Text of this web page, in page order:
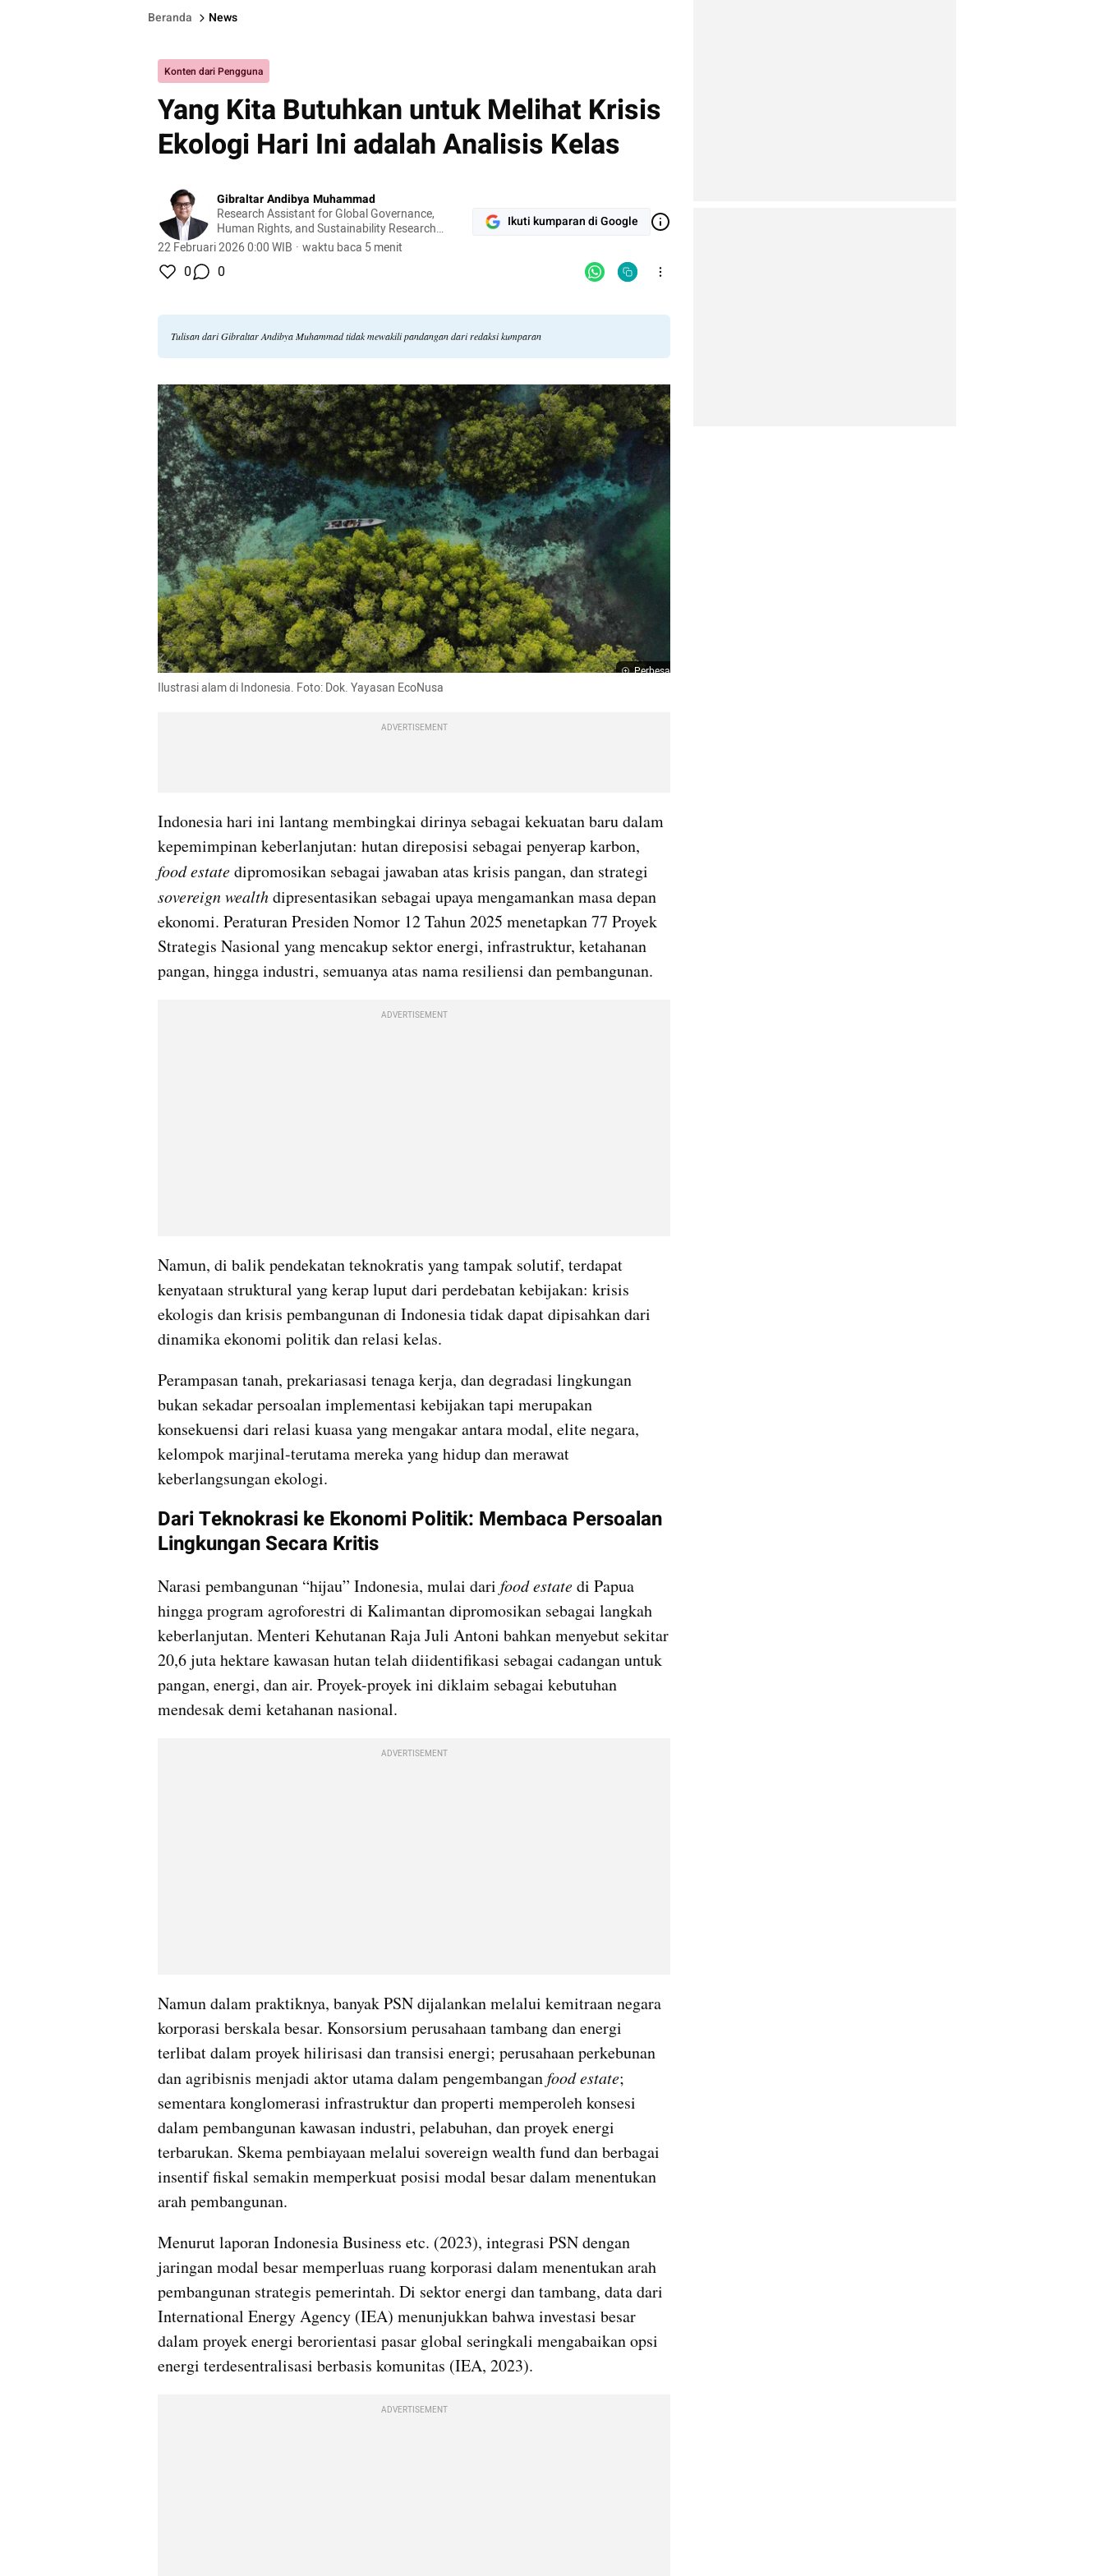
Beranda News
Konten dari Pengguna
Yang Kita Butuhkan untuk Melihat Krisis
Ekologi Hari Ini adalah Analisis Kelas
Gibraltar Andibya Muhammad
Research Assistant for Global Governance,
Human Rights, and Sustainability Research
Cluster at International Relations Universitas
22 Februari 2026 0:00 WIB · waktu baca 5 menit
Ikuti kumparan di Google
0 0
Tulisan dari Gibraltar Andibya Muhammad tidak mewakili pandangan dari redaksi kumparan
Perbesar
Ilustrasi alam di Indonesia. Foto: Dok. Yayasan EcoNusa
ADVERTISEMENT
Indonesia hari ini lantang membingkai dirinya sebagai kekuatan baru dalam
food estate
sovereign wealth dipresentasikan sebagai upaya mengamankan masa depan
ekonomi. Peraturan Presiden Nomor 12 Tahun 2025 menetapkan 77 Proyek
Strategis Nasional yang mencakup sektor energi, infrastruktur, ketahanan
pangan, hingga industri, semuanya atas nama resiliensi dan pembangunan.
ADVERTISEMENT
Namun, di balik pendekatan teknokratis yang tampak solutif, terdapat
kenyataan struktural yang kerap luput dari perdebatan kebijakan: krisis
ekologis dan krisis pembangunan di Indonesia tidak dapat dipisahkan dari
dinamika ekonomi politik dan relasi kelas.
Perampasan tanah, prekariasasi tenaga kerja, dan degradasi lingkungan
bukan sekadar persoalan implementasi kebijakan tapi merupakan
konsekuensi dari relasi kuasa yang mengakar antara modal, elite negara,
kelompok marjinal-terutama mereka yang hidup dan merawat
keberlangsungan ekologi.
Dari Teknokrasi ke Ekonomi Politik: Membaca Persoalan
Lingkungan Secara Kritis
Narasi pembangunan “hijau” Indonesia, mulai dari food estate di Papua
hingga program agroforestri di Kalimantan dipromosikan sebagai langkah
keberlanjutan. Menteri Kehutanan Raja Juli Antoni bahkan menyebut sekitar
20,6 juta hektare kawasan hutan telah diidentifikasi sebagai cadangan untuk
pangan, energi, dan air. Proyek-proyek ini diklaim sebagai kebutuhan
mendesak demi ketahanan nasional.
ADVERTISEMENT
Namun dalam praktiknya, banyak PSN dijalankan melalui kemitraan negara
korporasi berskala besar. Konsorsium perusahaan tambang dan energi
terlibat dalam proyek hilirisasi dan transisi energi; perusahaan perkebunan
dan agribisnis menjadi aktor utama dalam pengembangan food estate;
sementara konglomerasi infrastruktur dan properti memperoleh konsesi
dalam pembangunan kawasan industri, pelabuhan, dan proyek energi
terbarukan. Skema pembiayaan melalui sovereign wealth fund dan berbagai
insentif fiskal semakin memperkuat posisi modal besar dalam menentukan
arah pembangunan.
Menurut laporan Indonesia Business etc. (2023), integrasi PSN dengan
jaringan modal besar memperluas ruang korporasi dalam menentukan arah
pembangunan strategis pemerintah. Di sektor energi dan tambang, data dari
International Energy Agency (IEA) menunjukkan bahwa investasi besar
dalam proyek energi berorientasi pasar global seringkali mengabaikan opsi
energi terdesentralisasi berbasis komunitas (IEA, 2023).
ADVERTISEMENT